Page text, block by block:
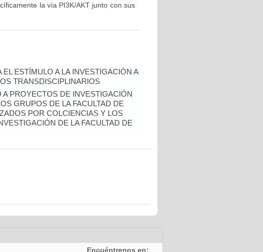
la vía PI3K/AKT junto con sus
ESTÍMULO A LA INVESTIGACIÓN A
TRANSDISCIPLINARIOS
A PROYECTOS DE INVESTIGACIÓN
GRUPOS DE LA FACULTAD DE
POR COLCIENCIAS Y LOS
DE LA FACULTAD DE
Encuéntrenos en: